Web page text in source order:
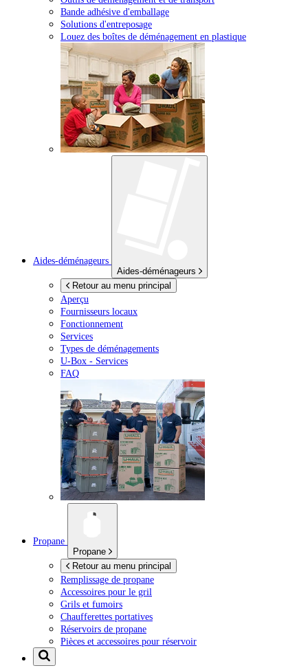
Bande adhésive d'emballage
Solutions d'entreposage
Louez des boîtes de déménagement en plastique
Aides-déménageurs
Aides-déménageurs
Retour au menu principal
Aperçu
Fournisseurs locaux
Fonctionnement
Services
Types de déménagements
U-Box - Services
FAQ
Propane
Propane
Retour au menu principal
Remplissage de propane
Accessoires pour le gril
Grils et fumoirs
Chaufferettes portatives
Réservoirs de propane
Pièces et accessoires pour réservoir